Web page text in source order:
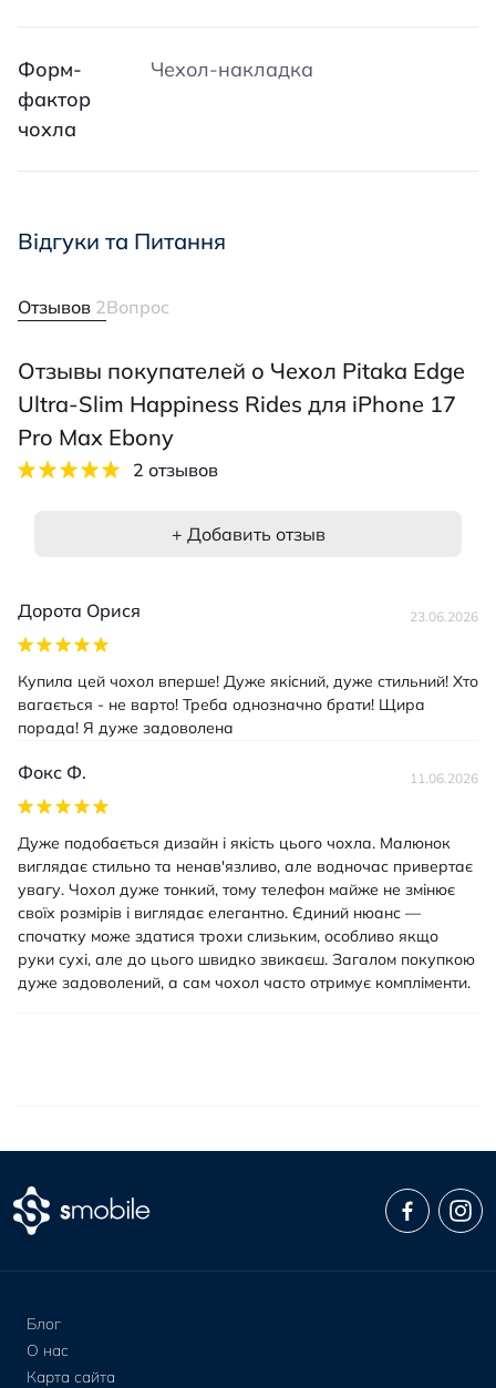
Форм-
фактор
чохла
Чехол-накладка
Відгуки та Питання
Отзывов 2Вопрос
Отзывы покупателей о Чехол Pitaka Edge
Ultra-Slim Happiness Rides для iPhone 17
Pro Max Ebony
2 отзывов
+ Добавить отзыв
Дорота Орися 23.06.2026
Купила цей чохол вперше! Дуже якісний, дуже стильний! Хто
вагається - не варто! Треба однозначно брати! Щира
порада! Я дуже задоволена
Фокс Ф. 11.06.2026
Дуже подобається дизайн і якість цього чохла. Малюнок
виглядає стильно та ненав'язливо, але водночас привертає
увагу. Чохол дуже тонкий, тому телефон майже не змінює
своїх розмірів і виглядає елегантно. Єдиний нюанс —
спочатку може здатися трохи слизьким, особливо якщо
руки сухі, але до цього швидко звикаєш. Загалом покупкою
дуже задоволений, а сам чохол часто отримує компліменти.
Блог
О нас
Карта сайта